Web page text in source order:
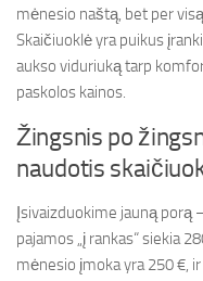
mėnesio naštą, bet per
Skaičiuoklė yra puikus
aukso viduriuką tarp
paskolos kainos.
Žingsnis po
naudotis
Įsivaizduokime jauną porą
pajamos „į rankas“ siekia
mėnesio įmoka yra 250 €,